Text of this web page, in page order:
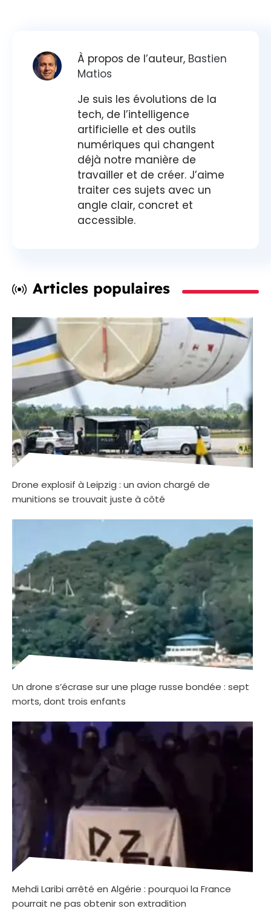
À propos de l’auteur, Bastien
Matios
Je suis les évolutions de la
tech, de l’intelligence
artificielle et des outils
numériques qui changent
déjà notre manière de
travailler et de créer. J’aime
traiter ces sujets avec un
angle clair, concret et
accessible.
Articles populaires
Drone explosif à Leipzig : un avion chargé de
munitions se trouvait juste à côté
Un drone s’écrase sur une plage russe bondée : sept
morts, dont trois enfants
Mehdi Laribi arrêté en Algérie : pourquoi la France
pourrait ne pas obtenir son extradition